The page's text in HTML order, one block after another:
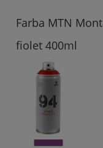
Farba MTN
fiolet 400ml